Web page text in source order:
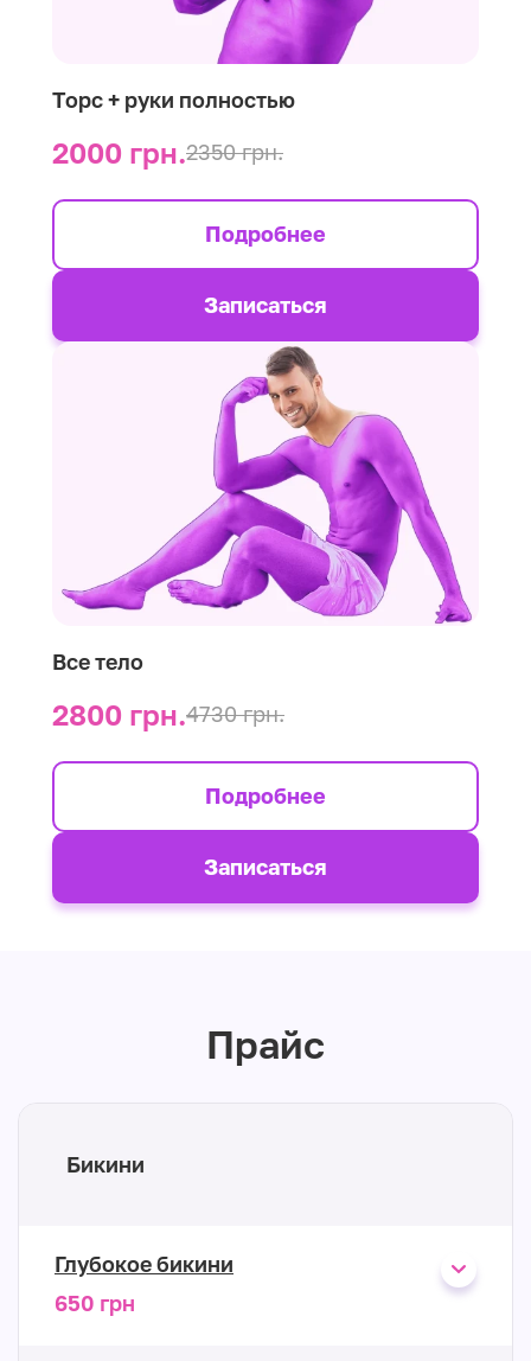
Торс + руки полностью
2000 грн.2350 грн.
Подробнее
Записаться
Все тело
2800 грн.4730 грн.
Подробнее
Записаться
Прайс
Бикини
Глубокое бикини
650 грн